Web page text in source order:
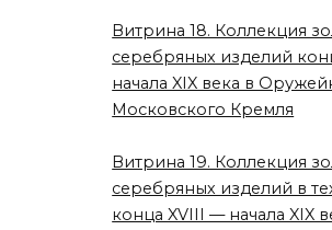
Витрина 18. Коллекция
серебряных изделий
начала XIX века в
Московского Кремля
Витрина 19. Коллекция
серебряных изделий в
конца XVIII — начала XIX